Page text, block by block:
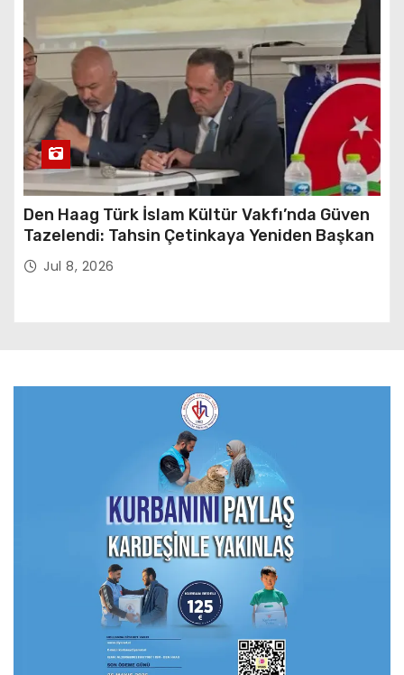
Den Haag Türk İslam Kültür Vakfı’nda Güven
Tazelendi: Tahsin Çetinkaya Yeniden Başkan
Jul 8, 2026